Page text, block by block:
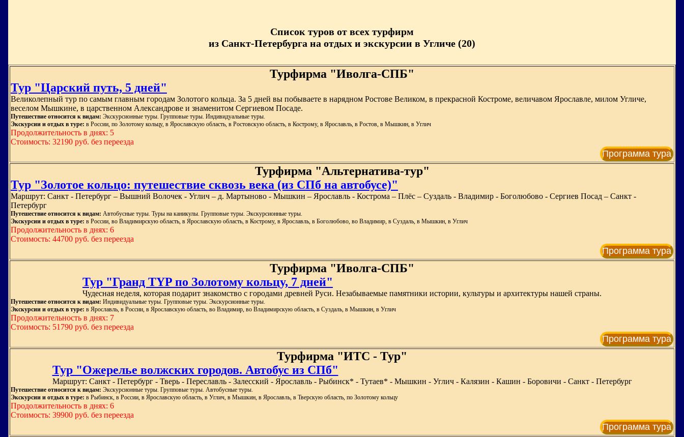
Список туров от всех турфирм
из Санкт-Петербурга на отдых и экскурсии в Угличе (20)
Турфирма "Иволга-СПБ"
Тур "Царский путь, 5 дней"
Великолепный тур по самым главным городам Золотого кольца. За 5 дней вы побываете в нарядном Ростове Великом, в прекрасной Костроме, величавом Ярославле, милом Угличе,
веселом Мышкине, в царственном Александрове и знаменитом Сергиевом Посаде.
Путешествие относится к видам: Экскурсионные туры. Групповые туры. Индивидуальные туры.
Экскурсии и отдых в туре: в России, по Золотому кольцу, в Ярославскую область, в Ростовскую область, в Кострому, в Ярославль, в Ростов, в Мышкин, в Углич
Продолжительность в днях: 5
Стоимость: 32190 руб. без переезда
Программа тура
Турфирма "Альтернатива-тур"
Тур "Золотое кольцо: путешествие сквозь века (из СПб на автобусе)"
Маршрут: Санкт - Петербург – Вышний Волочек - Углич – д. Мартыново - Мышкин – Ярославль - Кострома – Плёс – Суздаль - Владимир - Боголюбово - Сергиев Посад – Санкт -
Петербург
Путешествие относится к видам: Автобусные туры. Туры на каникулы. Групповые туры. Экскурсионные туры.
Экскурсии и отдых в туре: в России, во Владимирскую область, в Ярославскую область, в Кострому, в Ярославль, в Боголюбово, во Владимир, в Суздаль, в Мышкин, в Углич
Продолжительность в днях: 6
Стоимость: 44700 руб. без переезда
Программа тура
Турфирма "Иволга-СПБ"
Тур "Гранд TYP по Золотому кольцу, 7 дней"
Чудесная неделя, которая подарит знакомство с городами древней Руси. Незабываемые памятники истории, культуры и архитектуры нашей страны.
Путешествие относится к видам: Индивидуальные туры. Групповые туры. Экскурсионные туры.
Экскурсии и отдых в туре: в Ярославль, в России, в Ярославскую область, во Владимир, во Владимирскую область, в Суздаль, в Мышкин, в Углич
Продолжительность в днях: 7
Стоимость: 51790 руб. без переезда
Программа тура
Турфирма "ИТС - Тур"
Тур "Ожерелье волжских городов. Автобус из СПб"
Маршрут: Санкт - Петербург - Тверь - Переславль - Залесский - Ярославль - Рыбинск* - Тутаев* - Мышкин - Углич - Калязин - Кашин - Боровичи - Санкт - Петербург
Путешествие относится к видам: Экскурсионные туры. Групповые туры. Автобусные туры.
Экскурсии и отдых в туре: в Рыбинск, в России, в Ярославскую область, в Углич, в Мышкин, в Ярославль, в Тверскую область, по Золотому кольцу
Продолжительность в днях: 6
Стоимость: 39900 руб. без переезда
Программа тура